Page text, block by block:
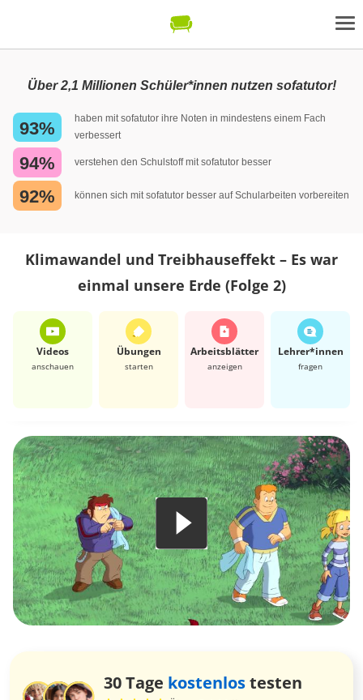
Über 2,1 Millionen Schüler*innen nutzen sofatutor!
93%
haben mit sofatutor ihre Noten in mindestens einem Fach
verbessert
94% verstehen den Schulstoff mit sofatutor besser
92% können sich mit sofatutor besser auf Schularbeiten vorbereiten
Klimawandel und Treibhauseffekt – Es war
einmal unsere Erde (Folge 2)
Videos
anschauen
Übungen
starten
Arbeits­blätter
anzeigen
Lehrer*​innen
fragen
30 Tage kostenlostesten